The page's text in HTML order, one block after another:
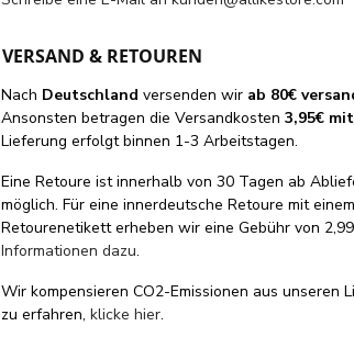
VERSAND & RETOUREN
Nach Deutschland versenden wir ab 80€
Ansonsten betragen die Versandkosten3,95€
Lieferung erfolgt binnen 1-3 Arbeitstagen.
Eine Retoure ist innerhalb von 30 Tagen ab
möglich. Für eine innerdeutsche Retoure mit
Retourenetikett erheben wir eine Gebühr von
Informationen dazu.
Wir kompensieren CO2-Emissionen aus unseren
zu erfahren,klicke hier.